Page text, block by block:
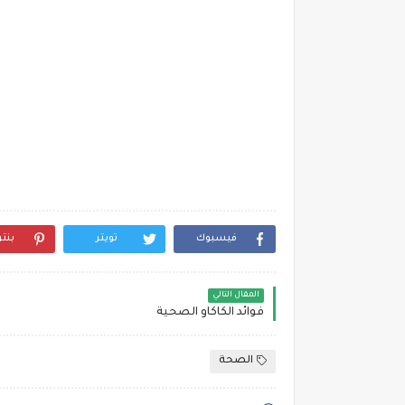
فيسبوك تويتر
المقال التالي
فوائد الكاكاو الصحية
الصحة